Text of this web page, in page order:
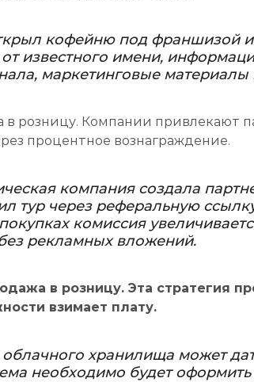
кофейню под франшизой
известного имени,
маркетинговые материалы
в розницу. Компании привлекают
процентное вознаграждение.
компания создала
тур через реферальную
комиссия
рекламных вложений.
в розницу. Эта стратегия
взимает плату.
хранилища может
необходимо будет